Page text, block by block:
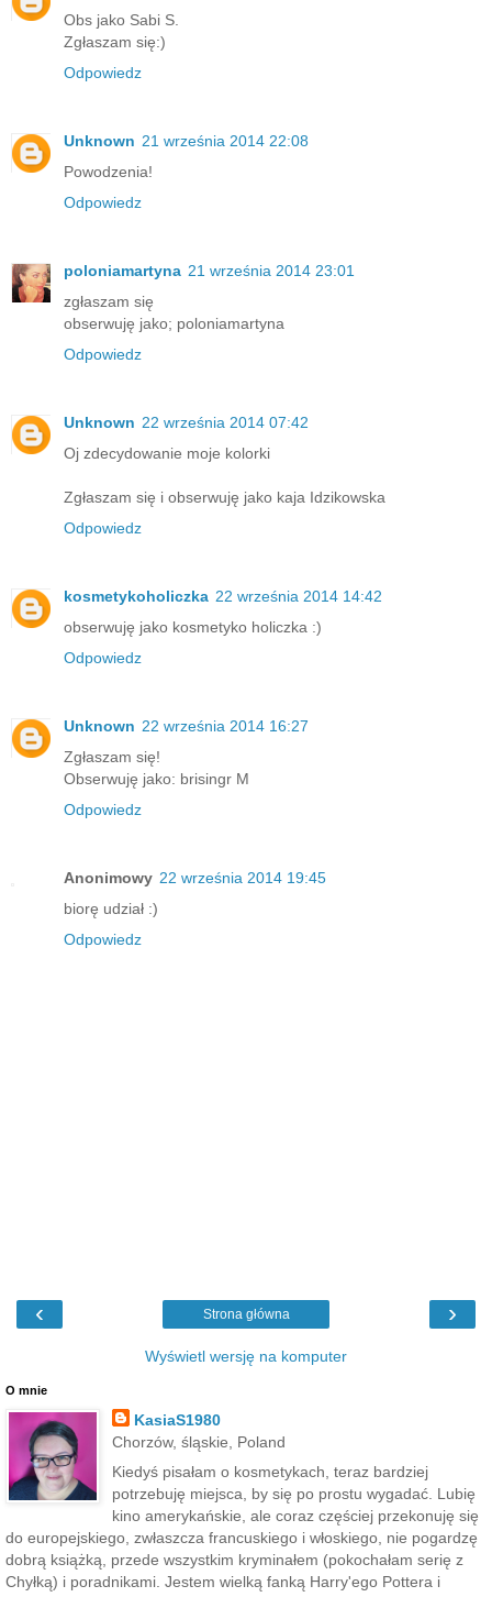
Obs jako Sabi S.
Zgłaszam się:)
Odpowiedz
Unknown 21 września 2014 22:08
Powodzenia!
Odpowiedz
poloniamartyna 21 września 2014 23:01
zgłaszam się
obserwuję jako; poloniamartyna
Odpowiedz
Unknown 22 września 2014 07:42
Oj zdecydowanie moje kolorki
Zgłaszam się i obserwuję jako kaja Idzikowska
Odpowiedz
kosmetykoholiczka 22 września 2014 14:42
obserwuję jako kosmetyko holiczka :)
Odpowiedz
Unknown 22 września 2014 16:27
Zgłaszam się!
Obserwuję jako: brisingr M
Odpowiedz
Anonimowy 22 września 2014 19:45
biorę udział :)
Odpowiedz
‹ ›
Strona główna
Wyświetl wersję na komputer
O mnie
KasiaS1980
Chorzów, śląskie, Poland
Kiedyś pisałam o kosmetykach, teraz bardziej
potrzebuję miejsca, by się po prostu wygadać. Lubię
kino amerykańskie, ale coraz częściej przekonuję się
do europejskiego, zwłaszcza francuskiego i włoskiego, nie pogardzę
dobrą książką, przede wszystkim kryminałem (pokochałam serię z
Chyłką) i poradnikami. Jestem wielką fanką Harry'ego Pottera i